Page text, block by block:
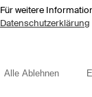
Für weitere
Datenschutzerklärung
Alle Ablehnen